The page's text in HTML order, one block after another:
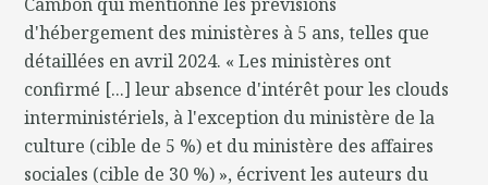
d'hébergement des ministères à 5 ans, telles que
détaillées en avril 2024. « Les ministères ont
confirmé [...] leur absence d'intérêt pour les clouds
interministériels, à l'exception du ministère de la
culture (cible de 5 %) et du ministère des affaires
sociales (cible de 30 %) », écrivent les auteurs du